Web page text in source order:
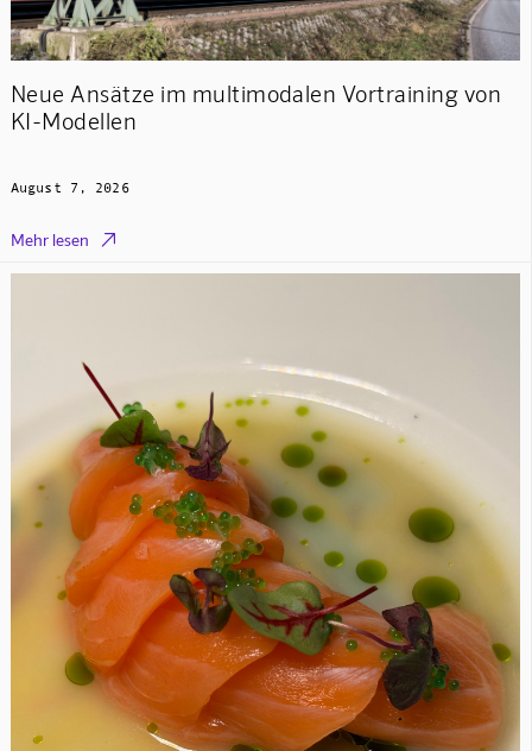
Neue Ansätze im multimodalen Vortraining von
KI-Modellen
August 7, 2026
Mehr lesen 